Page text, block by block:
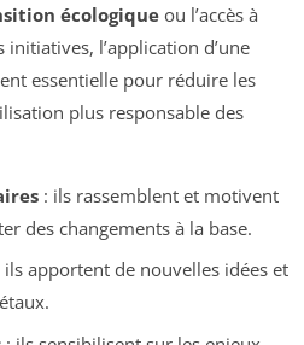
écologiqueou l’accès à
l’application d’une
essentielle pour réduire les
plus responsable des
: ils rassemblent et motivent
des changements à la base.
apportent de nouvelles idées et